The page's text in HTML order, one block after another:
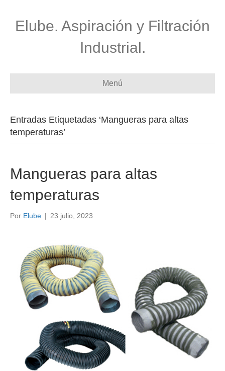
Elube. Aspiración y Filtración
Industrial.
Menú
Entradas Etiquetadas ‘Mangueras para altas
temperaturas’
Mangueras para altas
temperaturas
Por Elube | 23 julio, 2023